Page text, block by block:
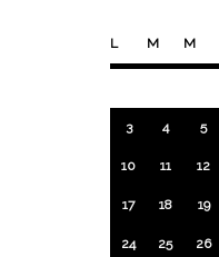
L M M
3 4 5
10 11 12
17 18 19
24 25 26